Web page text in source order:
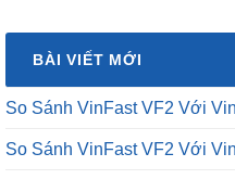
BÀI VIẾT MỚI
So Sánh VinFast VF2 Với
So Sánh VinFast VF2 Với